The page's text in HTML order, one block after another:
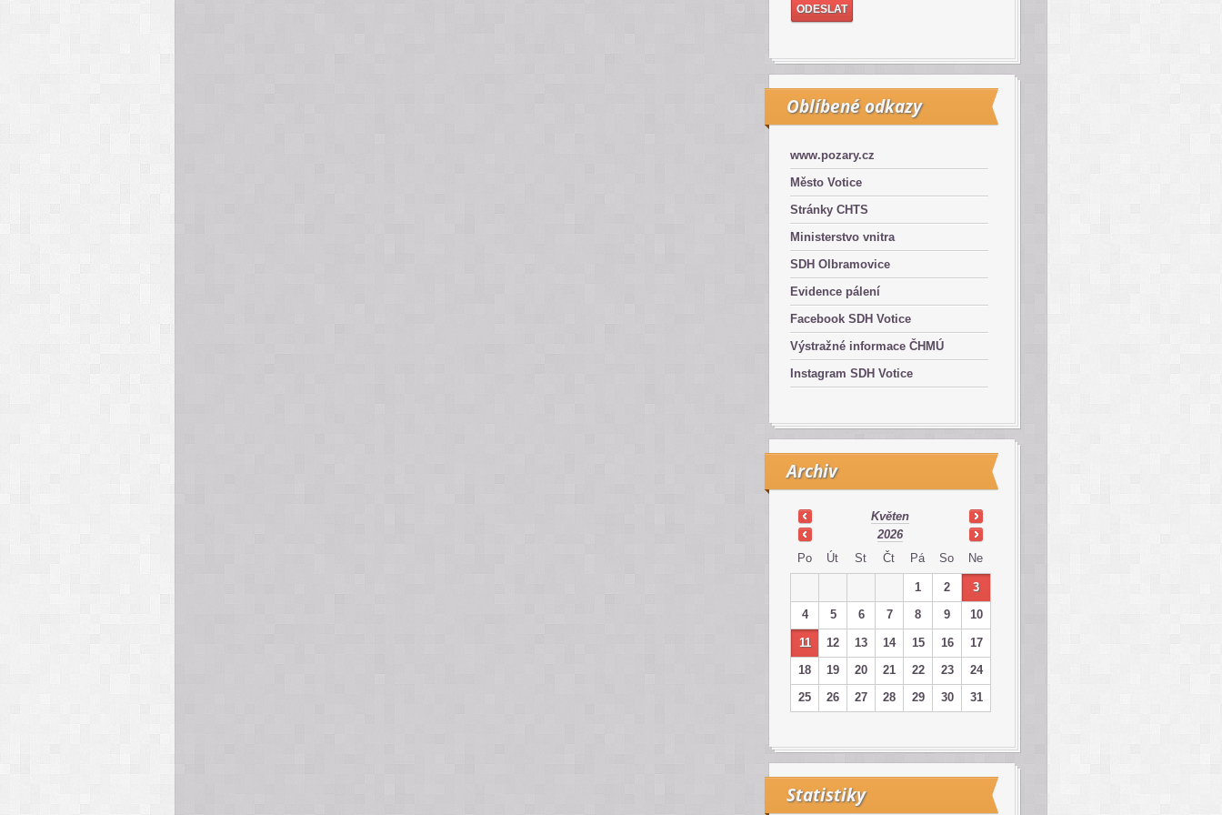
Oblíbené odkazy
www.pozary.cz
Město Votice
Stránky CHTS
Ministerstvo vnitra
SDH Olbramovice
Evidence pálení
Facebook SDH Votice
Výstražné informace ČHMÚ
Instagram SDH Votice
Archiv
Květen
2026
Po
Út St Čt Pá So Ne
1 2
3
4
5 6 7 8 9 10
11 12 13 14 15 16
17
18
19 20 21 22 23
24
25
26 27 28 29 30 31
Statistiky